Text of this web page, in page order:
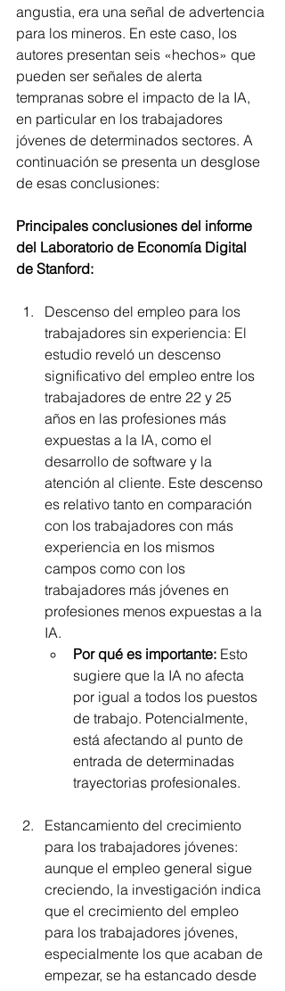
angustia, era una señal de advertencia
para los mineros. En este caso, los
autores presentan seis «hechos» que
pueden ser señales de alerta
tempranas sobre el impacto de la IA,
en particular en los trabajadores
jóvenes de determinados sectores. A
continuación se presenta un desglose
de esas conclusiones:
Principales conclusiones del informe
del Laboratorio de Economía Digital
de Stanford:
Descenso del empleo para los
trabajadores sin experiencia: El
estudio reveló un descenso
significativo del empleo entre los
trabajadores de entre 22 y 25
años en las profesiones más
expuestas a la IA, como el
desarrollo de software y la
atención al cliente. Este descenso
es relativo tanto en comparación
con los trabajadores con más
experiencia en los mismos
campos como con los
trabajadores más jóvenes en
profesiones menos expuestas a la
IA.
Por qué es importante: Esto
sugiere que la IA no afecta
por igual a todos los puestos
de trabajo. Potencialmente,
está afectando al punto de
entrada de determinadas
trayectorias profesionales.
Estancamiento del crecimiento
para los trabajadores jóvenes:
aunque el empleo general sigue
creciendo, la investigación indica
que el crecimiento del empleo
para los trabajadores jóvenes,
especialmente los que acaban de
empezar, se ha estancado desde